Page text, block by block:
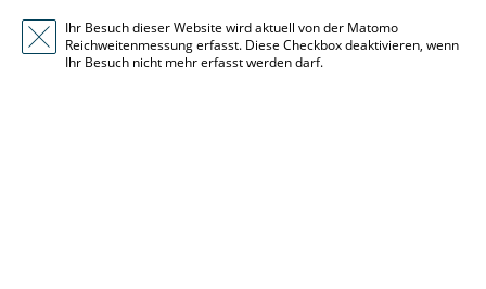
Ihr Besuch dieser Website wird aktuell von der Matomo
Reichweitenmessung erfasst. Diese Checkbox deaktivieren, wenn
Ihr Besuch nicht mehr erfasst werden darf.